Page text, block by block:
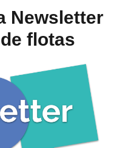
Newsletter
flotas